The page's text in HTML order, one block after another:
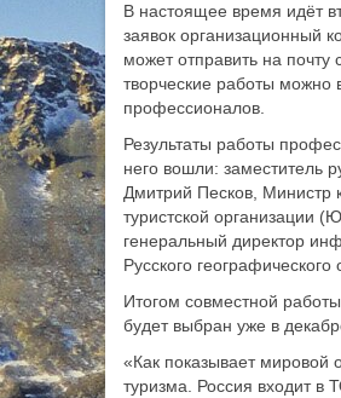
В настоящее время идёт
заявок организационный
может отправить на почту
творческие работы можно
профессионалов.
Результаты работы
него вошли: заместитель
Дмитрий Песков, Министр
туристской организации
генеральный директор
Русского
Итогом совместной
будет выбран уже в
«Как показывает мировой
туризма. Россия входит